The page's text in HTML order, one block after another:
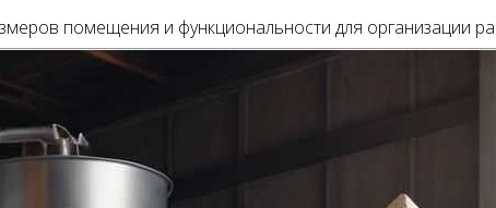
помещения и функциональности для организации